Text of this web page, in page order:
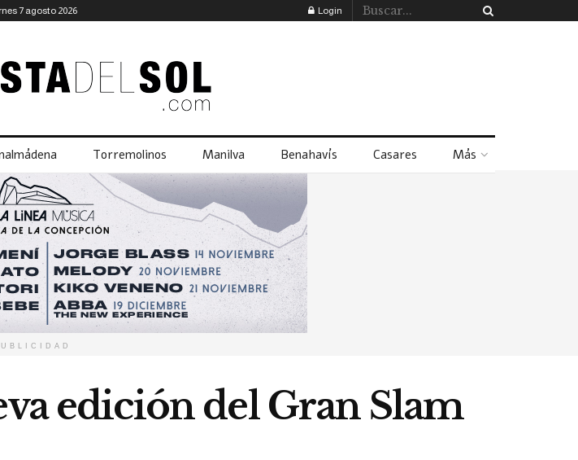
7 agosto 2026 Login
Torremolinos Manilva Benahavís Casares Más
edición del Gran Slam